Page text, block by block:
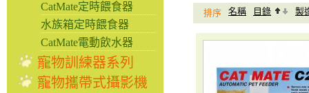
CatMate定時餵食器
水族箱定時餵食器
CatMate電動飲水器
寵物訓練器系列
寵物攜帶式攝影機
排序 名稱 目錄 製